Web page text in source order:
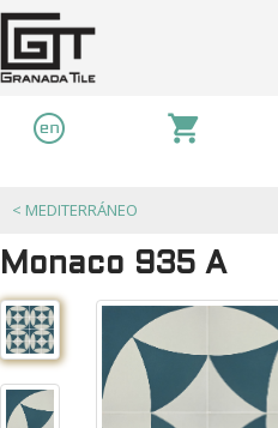
< MEDITERRÁNEO
Monaco 935 A